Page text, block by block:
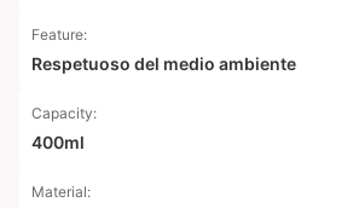
Feature:
Respetuoso del medio ambiente
Capacity:
400ml
Material: